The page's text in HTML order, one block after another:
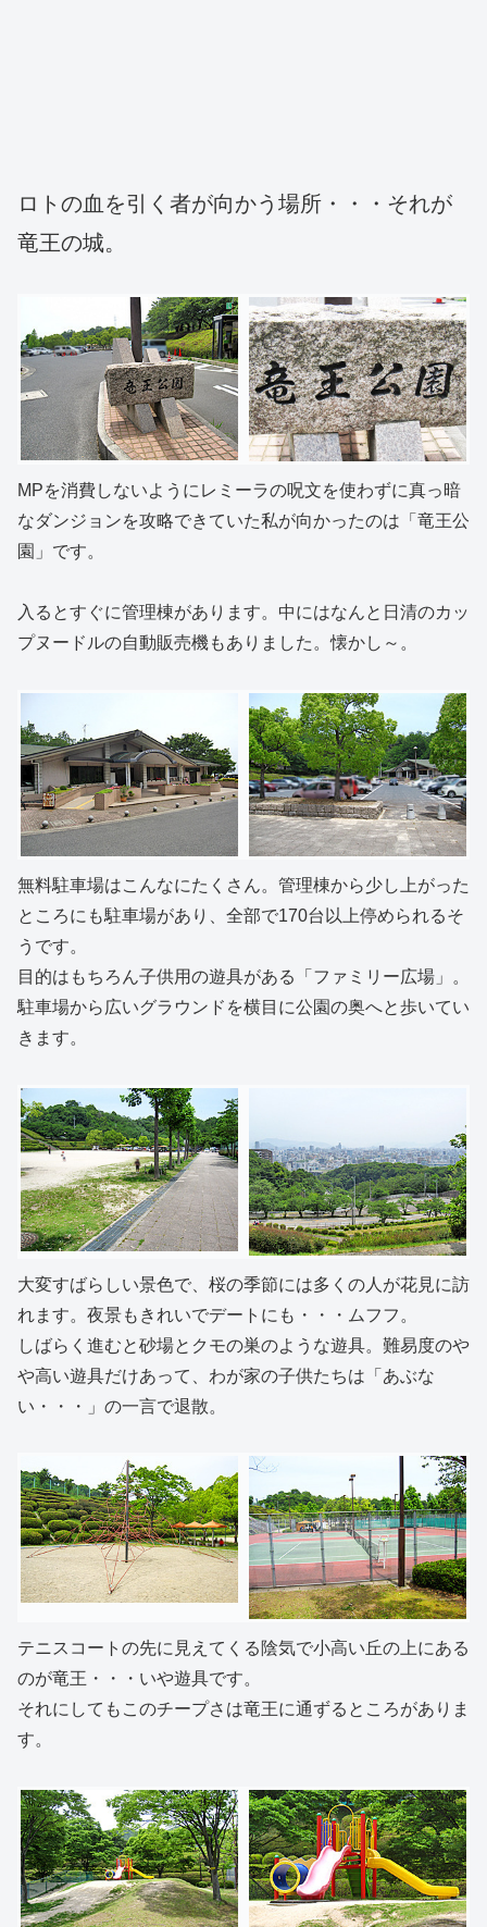
ロトの血を引く者が向かう場所・・・それが
竜王の城。
MPを消費しないようにレミーラの呪文を使わずに真っ暗
なダンジョンを攻略できていた私が向かったのは「竜王公
園」です。
入るとすぐに管理棟があります。中にはなんと日清のカッ
プヌードルの自動販売機もありました。懐かし～。
無料駐車場はこんなにたくさん。管理棟から少し上がった
ところにも駐車場があり、全部で170台以上停められるそ
うです。
目的はもちろん子供用の遊具がある「ファミリー広場」。
駐車場から広いグラウンドを横目に公園の奥へと歩いてい
きます。
大変すばらしい景色で、桜の季節には多くの人が花見に訪
れます。夜景もきれいでデートにも・・・ムフフ。
しばらく進むと砂場とクモの巣のような遊具。難易度のや
や高い遊具だけあって、わが家の子供たちは「あぶな
い・・・」の一言で退散。
テニスコートの先に見えてくる陰気で小高い丘の上にある
のが竜王・・・いや遊具です。
それにしてもこのチープさは竜王に通ずるところがありま
す。